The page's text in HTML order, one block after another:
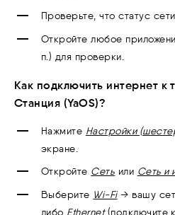
Проверьте, что статус
Откройте любое
п.) для проверки.
Как подключить интернет к
Станция (YaOS)?
Нажмите Настройки
экране.
Откройте Сеть или Сеть и
Выберите Wi-Fi→ вашу
либо Ethernet(подключите